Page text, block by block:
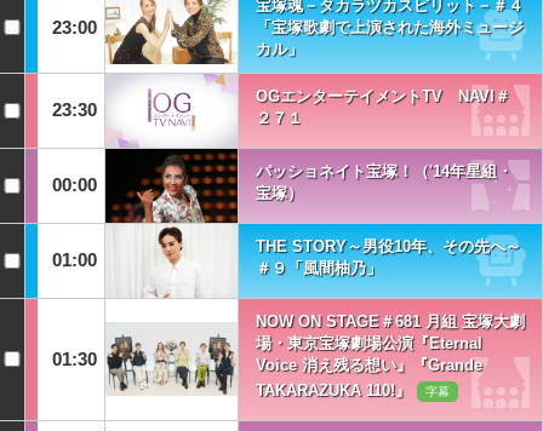
23:00
宝塚魂－タカラヅカスピリット－＃４
「宝塚歌劇で上演された海外ミュージ
カル」
23:30
OGエンターテイメントTV NAVI＃
２７１
00:00
パッショネイト宝塚！（'14年星組・
宝塚）
01:00
THE STORY～男役10年、その先へ～
＃９「風間柚乃」
01:30
NOW ON STAGE＃681 月組 宝塚大劇
場・東京宝塚劇場公演『Eternal
Voice 消え残る想い』『Grande
TAKARAZUKA 110!』
字幕